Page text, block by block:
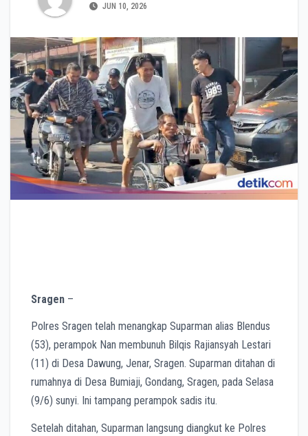
JUN 10, 2026
Sragen –
Polres Sragen telah menangkap Suparman alias Blendus
(53), perampok Nan membunuh Bilqis Rajiansyah Lestari
(11) di Desa Dawung, Jenar, Sragen. Suparman ditahan di
rumahnya di Desa Bumiaji, Gondang, Sragen, pada Selasa
(9/6) sunyi. Ini tampang perampok sadis itu.
Setelah ditahan, Suparman langsung diangkut ke Polres